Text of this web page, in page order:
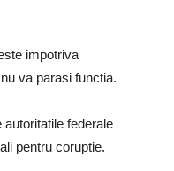
impotriva
va parasi functia.
federale
pentru coruptie.